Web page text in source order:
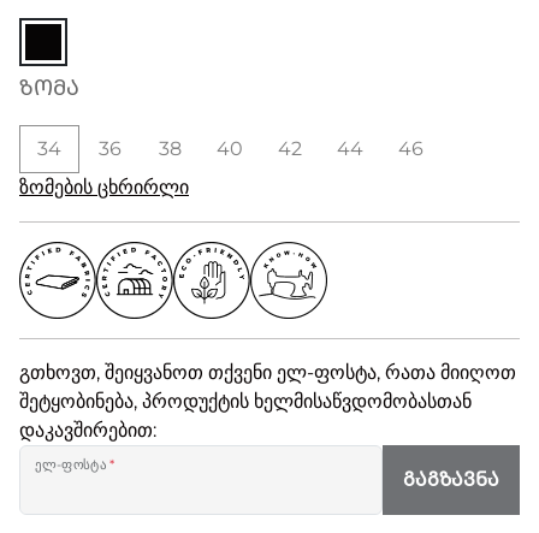
ᲖᲝᲛᲐ
34 36 38 40 42 44
46
ზომების ცხრირლი
გთხოვთ, შეიყვანოთ თქვენი ელ-ფოსტა, რათა მიიღოთ
შეტყობინება, პროდუქტის ხელმისაწვდომობასთან
დაკავშირებით:
ელ-ფოსტა*
ᲒᲐᲒᲖᲐᲕᲜᲐ